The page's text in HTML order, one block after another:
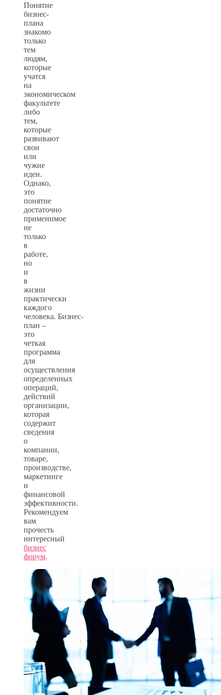
Понятие
бизнес-
плана
знакомо
только
тем
людям,
которые
учатся
на
экономическом
факультете
либо
тем,
которые
развивают
свои
или
чужие
идеи.
Однако,
это
понятие
достаточно
применимое
не
только
в
работе,
но
и
в
жизни
практически
каждого
человека. Бизнес-
план –
это
четкая
программа
для
осуществления
определенных
операций,
действий
организации,
которая
содержит
сведения
о
компании,
товаре,
производстве,
маркетинге
и
финансовой
эффективности.
Рекомендуем
вам
прочесть
интересный
бизнес
форум.